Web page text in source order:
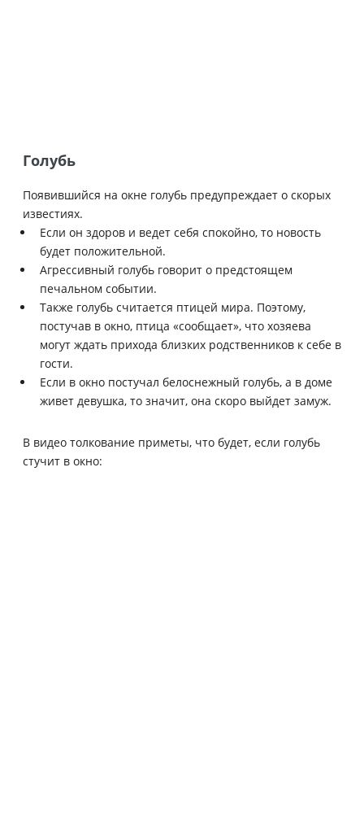
Голубь
Появившийся на окне голубь предупреждает о скорых
известиях.
Если он здоров и ведет себя спокойно, то новость
будет положительной.
Агрессивный голубь говорит о предстоящем
печальном событии.
Также голубь считается птицей мира. Поэтому,
постучав в окно, птица «сообщает», что хозяева
могут ждать прихода близких родственников к себе в
гости.
Если в окно постучал белоснежный голубь, а в доме
живет девушка, то значит, она скоро выйдет замуж.
В видео толкование приметы, что будет, если голубь
стучит в окно: